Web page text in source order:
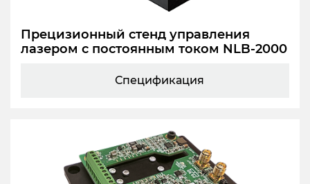
Прецизионный стенд управления
лазером с постоянным током NLB-2000
Спецификация